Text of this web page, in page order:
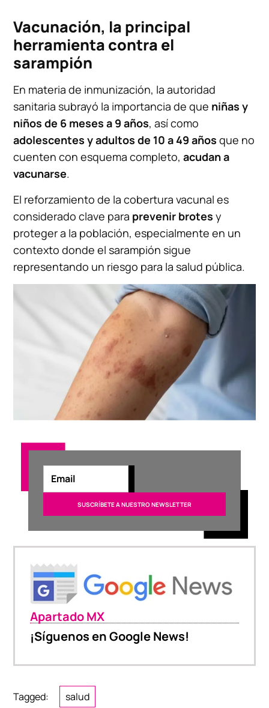
Vacunación, la principal
herramienta contra el
sarampión
En materia de inmunización, la autoridad
sanitaria subrayó la importancia de que niñas y
niños de 6 meses a 9 años, así como
adolescentes y adultos de 10 a 49 años que no
cuenten con esquema completo,acudan a
vacunarse.
El reforzamiento de la cobertura vacunal es
considerado clave para prevenir brotes y
proteger a la población, especialmente en un
contexto donde el sarampión sigue
representando un riesgo para la salud pública.
Apartado MX
¡Síguenos en Google News!
Tagged: salud